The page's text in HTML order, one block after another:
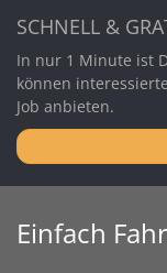
SCHNELL &
In nur 1 Minute ist
können
Job anbieten.
Einfach